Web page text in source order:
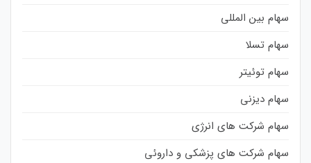
سهام بین المللی
سهام تسلا
سهام توئیتر
سهام دیزنی
سهام شرکت های انرژی
سهام شرکت های پزشکی و داروئی